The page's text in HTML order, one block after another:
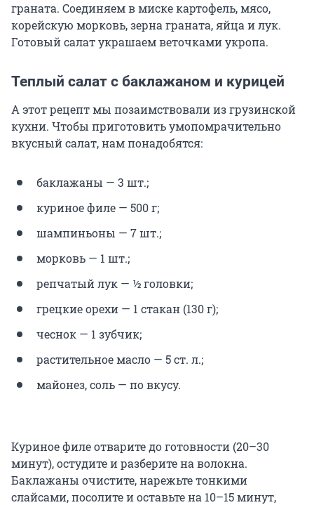
граната. Соединяем в миске картофель, мясо,
корейскую морковь, зерна граната, яйца и лук.
Готовый салат украшаем веточками укропа.
Теплый салат с баклажаном и курицей
А этот рецепт мы позаимствовали из грузинской
кухни. Чтобы приготовить умопомрачительно
вкусный салат, нам понадобятся:
баклажаны — 3 шт.;
куриное филе — 500 г;
шампиньоны — 7 шт.;
морковь — 1 шт.;
репчатый лук — ½ головки;
грецкие орехи — 1 стакан (130 г);
чеснок — 1 зубчик;
растительное масло — 5 ст. л.;
майонез, соль — по вкусу.
Куриное филе отварите до готовности (20–30
минут), остудите и разберите на волокна.
Баклажаны очистите, нарежьте тонкими
слайсами, посолите и оставьте на 10–15 минут,